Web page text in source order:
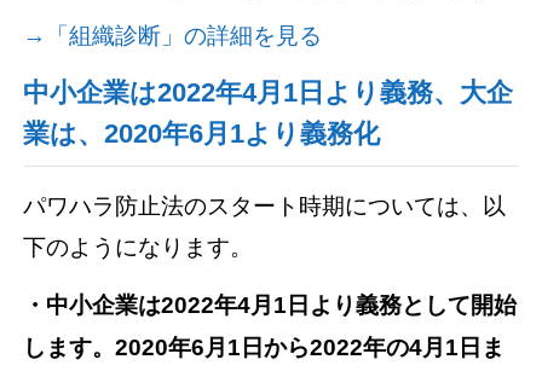
→「組織診断」の詳細を見る
中小企業は2022年4月1日より義務、大企
業は、2020年6月1より義務化
パワハラ防止法のスタート時期については、以
下のようになります。
・中小企業は2022年4月1日より義務として開始
します。2020年6月1日から2022年の4月1日ま